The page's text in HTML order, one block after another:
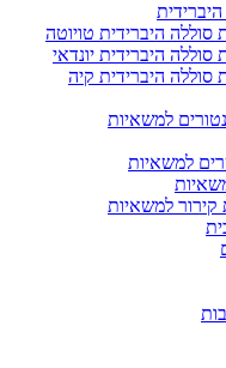
סוללה היברידית טויוטה
סוללה היברידית יונדאי
סוללה היברידית קיה
למשאיות
למשאיות
קירור למשאיות